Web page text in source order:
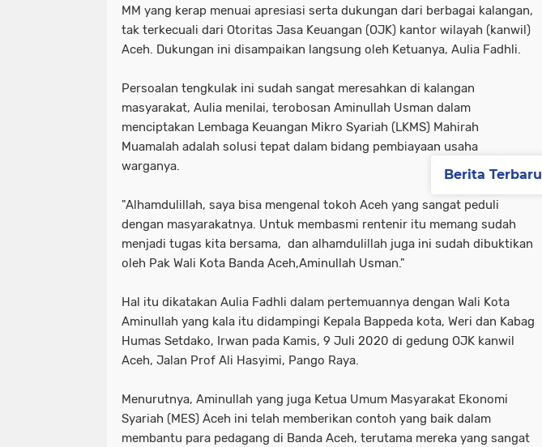
MM yang kerap menuai apresiasi serta dukungan dari berbagai kalangan,
tak terkecuali dari Otoritas Jasa Keuangan (OJK) kantor wilayah (kanwil)
Aceh. Dukungan ini disampaikan langsung oleh Ketuanya, Aulia Fadhli.
Persoalan tengkulak ini sudah sangat meresahkan di kalangan
masyarakat, Aulia menilai, terobosan Aminullah Usman dalam
menciptakan Lembaga Keuangan Mikro Syariah (LKMS) Mahirah
Muamalah adalah solusi tepat dalam bidang pembiayaan usaha
warganya.
"Alhamdulillah, saya bisa mengenal tokoh Aceh yang sangat peduli
dengan masyarakatnya. Untuk membasmi rentenir itu memang sudah
menjadi tugas kita bersama, dan alhamdulillah juga ini sudah dibuktikan
oleh Pak Wali Kota Banda Aceh,Aminullah Usman."
Hal itu dikatakan Aulia Fadhli dalam pertemuannya dengan Wali Kota
Aminullah yang kala itu didampingi Kepala Bappeda kota, Weri dan Kabag
Humas Setdako, Irwan pada Kamis, 9 Juli 2020 di gedung OJK kanwil
Aceh, Jalan Prof Ali Hasyimi, Pango Raya.
Menurutnya, Aminullah yang juga Ketua Umum Masyarakat Ekonomi
Syariah (MES) Aceh ini telah memberikan contoh yang baik dalam
membantu para pedagang di Banda Aceh, terutama mereka yang sangat
Berita Terbaru